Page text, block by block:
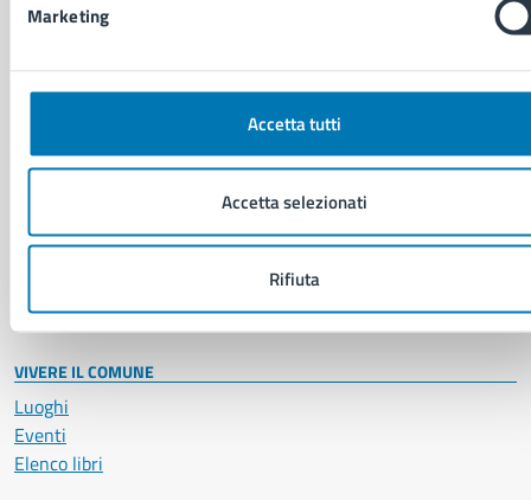
Marketing
Accetta tutti
Accetta selezionati
Rifiuta
Servizi Cimiteriali
Notizie
Comunicati
Comunicati stampa del Consiglio Comunale
VIVERE IL COMUNE
Luoghi
Eventi
Elenco libri